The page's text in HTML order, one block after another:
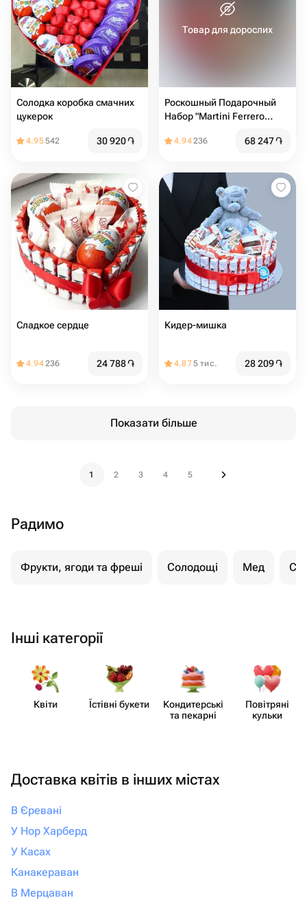
Солодка коробка смачних
цукерок
4.95542 30 920֏
Товар для дорослих
Роскошный Подарочный
Набор "Martini Ferrero
4.94236 68 247֏
Сладкое сердце
4.94236 24 788֏
Кидер-мишка
4.875 тис. 28 209֏
Показати більше
1 2 3 4 5
Радимо
Фрукти, ягоди та фреші Солодощі Мед
Інші категорії
Квіти Їстівні букети
Кондит​ерські
та пекарні
Повітряні
кульки
Доставка квітів в інших містах
В Єревані
У Нор Харберд
У Касах
Канакераван
В Мерцаван